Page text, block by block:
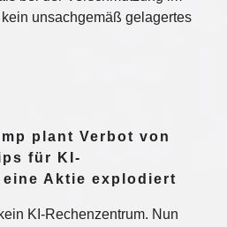
unsachgemäß gelagertes
plant Verbot von
für KI-
eine Aktie explodiert
KI-Rechenzentrum. Nun